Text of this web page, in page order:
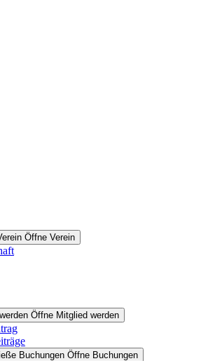
Öffne Verein
Öffne Mitglied werden
Buchungen Öffne Buchungen